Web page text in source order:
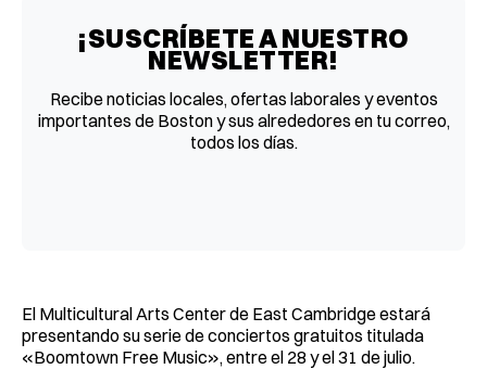
¡SUSCRÍBETE A NUESTRO
NEWSLETTER!
Recibe noticias locales, ofertas laborales y eventos
importantes de Boston y sus alrededores en tu correo,
todos los días.
El Multicultural Arts Center de East Cambridge estará
presentando su serie de conciertos gratuitos titulada
«Boomtown Free Music», entre el 28 y el 31 de julio.